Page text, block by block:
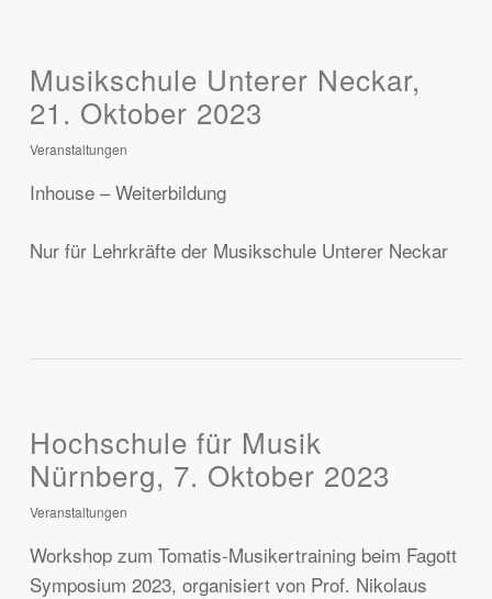
Musikschule Unterer Neckar,
21. Oktober 2023
Veranstaltungen
Inhouse – Weiterbildung
Nur für Lehrkräfte der Musikschule Unterer Neckar
Hochschule für Musik
Nürnberg, 7. Oktober 2023
Veranstaltungen
Workshop zum Tomatis-Musikertraining beim Fagott
Symposium 2023, organisiert von Prof. Nikolaus